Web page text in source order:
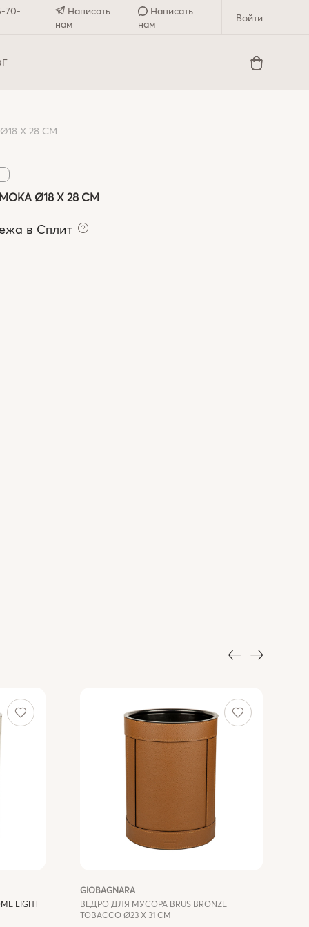
70-
Написать
нам
Написать
нам
Войти
X 28 СМ
Ø18 X 28 СМ
в Сплит
LIGHT
GIOBAGNARA
ВЕДРО ДЛЯ МУСОРА BRUS BRONZE
TOBACCO Ø23 X 31 СМ